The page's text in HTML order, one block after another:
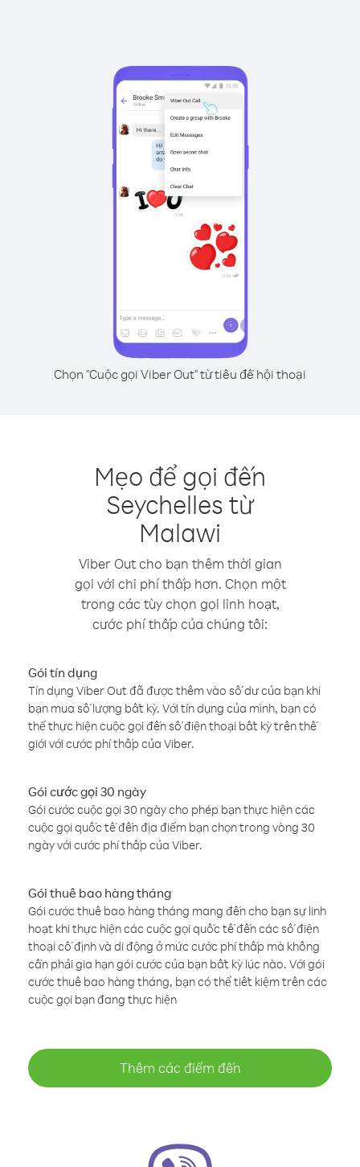
Chọn "Cuộc gọi Viber Out" từ tiêu đề hội thoại
Mẹo để gọi đến
Seychelles từ
Malawi
Viber Out cho bạn thêm thời gian
gọi với chi phí thấp hơn. Chọn một
trong các tùy chọn gọi linh hoạt,
cước phí thấp của chúng tôi:
Gói tín dụng
Tín dụng Viber Out đã được thêm vào số dư của bạn khi
bạn mua số lượng bất kỳ. Với tín dụng của mình, bạn có
thể thực hiện cuộc gọi đến số điện thoại bất kỳ trên thế
giới với cước phí thấp của Viber.
Gói cước gọi 30 ngày
Gói cước cuộc gọi 30 ngày cho phép bạn thực hiện các
cuộc gọi quốc tế đến địa điểm bạn chọn trong vòng 30
ngày với cước phí thấp của Viber.
Gói thuê bao hàng tháng
Gói cước thuê bao hàng tháng mang đến cho bạn sự linh
hoạt khi thực hiện các cuộc gọi quốc tế đến các số điện
thoại cố định và di động ở mức cước phí thấp mà không
cần phải gia hạn gói cước của bạn bất kỳ lúc nào. Với gói
cước thuê bao hàng tháng, bạn có thể tiết kiệm trên các
cuộc gọi bạn đang thực hiện
Thêm các điểm đến